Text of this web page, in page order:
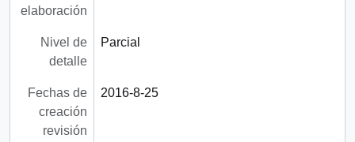
elaboración
Nivel de
detalle
Parcial
Fechas de
creación
revisión
2016-8-25